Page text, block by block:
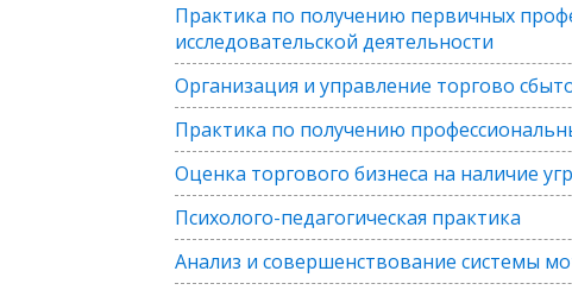
Практика по получению первичных
исследовательской деятельности
Организация и управление торгово
Практика по получению
Оценка торгового бизнеса на наличие
Психолого-педагогическая практика
Анализ и совершенствование системы